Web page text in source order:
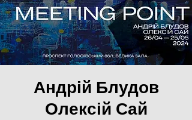
Андрій Блудов
Олексій Сай